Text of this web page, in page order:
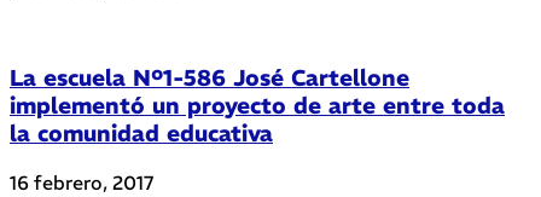
La escuela Nº1-586 José Cartellone
implementó un proyecto de arte entre toda
la comunidad educativa
16 febrero, 2017